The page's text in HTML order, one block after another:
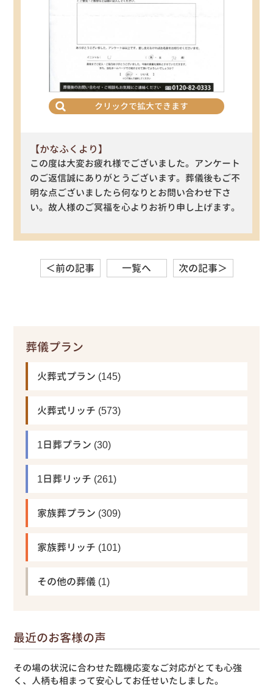
クリックで拡大できます
【かなふくより】
この度は大変お疲れ様でございました。アンケート
のご返信誠にありがとうございます。葬儀後もご不
明な点ございましたら何なりとお問い合わせ下さ
い。故人様のご冥福を心よりお祈り申し上げます。
＜前の記事 一覧へ 次の記事＞
葬儀プラン
火葬式プラン (145)
火葬式リッチ (573)
1日葬プラン (30)
1日葬リッチ (261)
家族葬プラン (309)
家族葬リッチ (101)
その他の葬儀 (1)
最近のお客様の声
その場の状況に合わせた臨機応変なご対応がとても心強
く、人柄も相まって安心してお任せいたしました。